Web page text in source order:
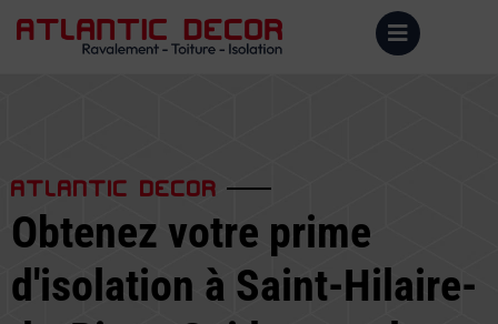
ATLANTIC DECOR
Obtenez votre prime
d'isolation à Saint-Hilaire-